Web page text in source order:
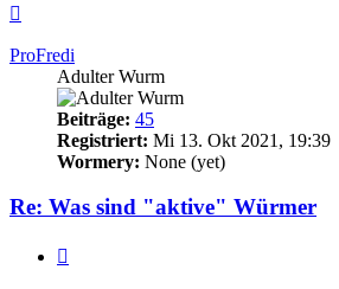
ProFredi
Adulter Wurm
Beiträge: 45
Registriert: Mi 13. Okt 2021, 19:39
Wormery: None (yet)
Re: Was sind "aktive" Würmer